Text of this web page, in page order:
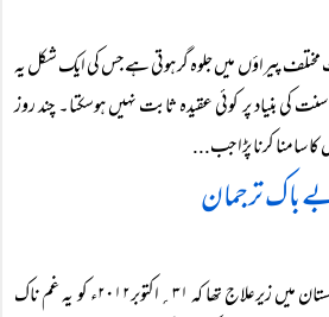
مختلف پیراؤں میں جلوہ گر ہوتی ہے جس کی ایک شکل یہ
کی بنیاد پر کوئی عقیدہ ثابت نہیں ہوسکتا۔ چند روز
سامنا کرنا پڑا جب...
باک ترجمان
میں اکتوبر کے مہینے میں لسٹر، انگلستان میں زیرعلاج تھا کہ ۳۱؍اکتوبر۲۰۱۲ء کو یہ غم ناک